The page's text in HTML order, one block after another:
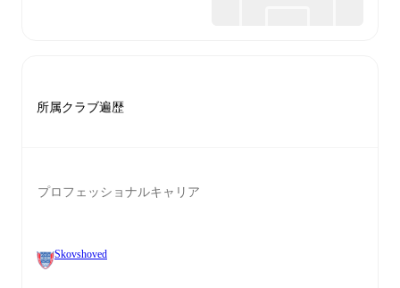
所属クラブ遍歴
プロフェッショナルキャリア
Skovshoved